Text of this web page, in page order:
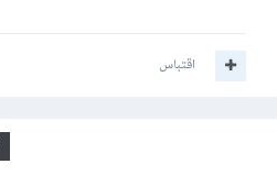
اقتباس